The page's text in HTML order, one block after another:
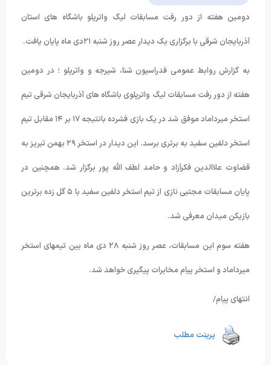
دومین هفته از دور رفت مسابقات لیگ واترپلو باشگاه های استان
آذربایجان شرقی با برگزاری یک دیدار عصر روز شنبه ۲۱دی ماه پایان یافت.
به گزارش روابط عمومی فدراسیون شنا، شیرجه و واترپلو ؛ در دومین
هفته از دور رفت مسابقات لیگ واترپلوی باشگاه های آذربایجان شرقی تیم
استخر میرداماد موفق شد در یک بازی فشرده بانتیجه ۱۷ بر ۱۴ مقابل تیم
استخر دلفین سفید به برتری برسد. این دیدار در استخر ۲۹ بهمن تبریز به
قضاوت علاالدین فکرآزاد و حامد لطف الله پور برگزار شد. همچنین در
پایان مسابقات مجتبی نازی از تیم استخر دلفین سفید با ۵ گل زده برترین
بازیکن میدان معرفی شد.
هفته سوم این مسابقات، عصر روز شنبه ۲۸ دی ماه بین تیمهای استخر
میرداماد و استخر پیام مخابرات پیگیری خواهد شد.
انتهای پیام/
پرینت مطلب